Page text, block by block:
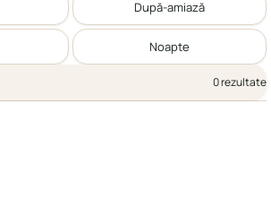
După-amiază
Noapte
0 rezultate